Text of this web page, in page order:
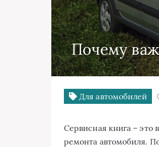
Почему
Для автомобилей
Сервисная книга –
ремонта автомобиля.